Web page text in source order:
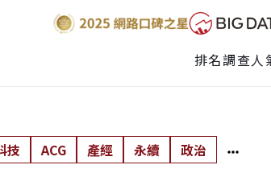
排名調查人
技 ACG 產經 永續 政治